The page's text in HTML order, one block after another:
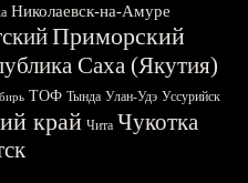
Николаевск-на-Амуре
Приморский
Саха (Якутия)
ТОФ Тында Улан-Удэ Уссурийск
край Чита Чукотка